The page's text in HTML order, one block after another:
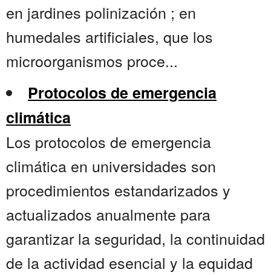
en jardines polinización ; en
humedales artificiales, que los
microorganismos proce...
Protocolos de emergencia
climática
Los protocolos de emergencia
climática en universidades son
procedimientos estandarizados y
actualizados anualmente para
garantizar la seguridad, la continuidad
de la actividad esencial y la equidad